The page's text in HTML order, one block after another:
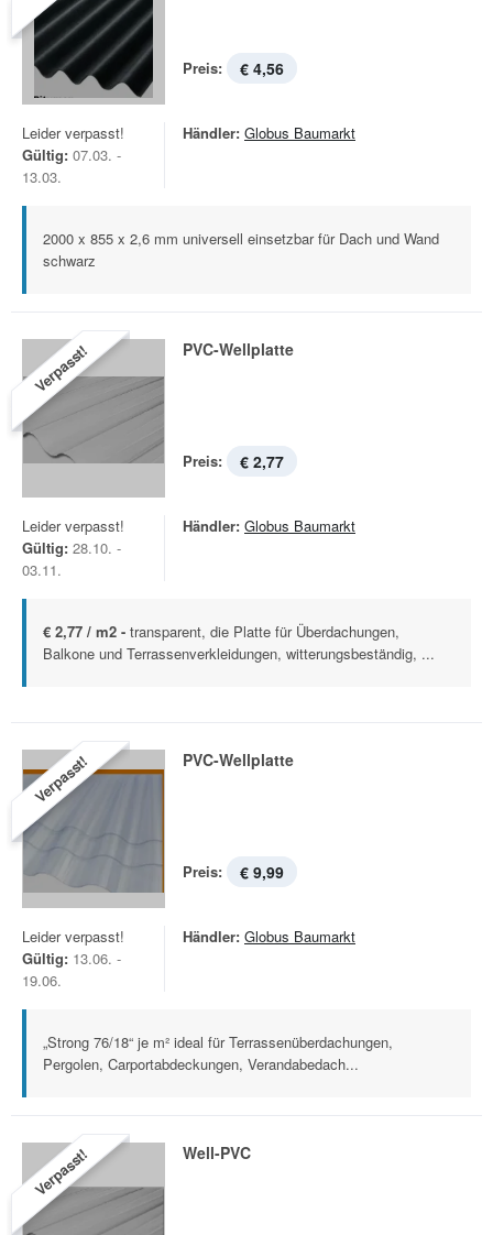
Preis: € 4,56
Leider verpasst!
Gültig: 07.03. -
13.03.
Händler: Globus Baumarkt
2000 x 855 x 2,6 mm universell einsetzbar für Dach und Wand
schwarz
Verpasst! PVC-Wellplatte
Preis: € 2,77
Leider verpasst!
Gültig: 28.10. -
03.11.
Händler: Globus Baumarkt
€ 2,77 / m2 - transparent, die Platte für Überdachungen,
Balkone und Terrassenverkleidungen, witterungsbeständig, ...
Verpasst! PVC-Wellplatte
Preis: € 9,99
Leider verpasst!
Gültig: 13.06. -
19.06.
Händler: Globus Baumarkt
„Strong 76/18“ je m² ideal für Terrassenüberdachungen,
Pergolen, Carportabdeckungen, Verandabedach...
Verpasst! Well-PVC